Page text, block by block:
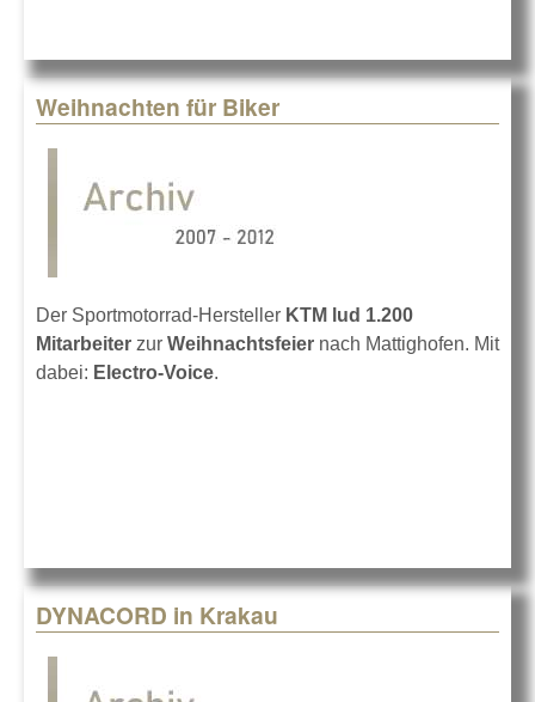
Weihnachten für Biker
Der Sportmotorrad-Hersteller KTM lud 1.200
Mitarbeiter zur Weihnachtsfeier nach Mattighofen. Mit
dabei: Electro-Voice.
DYNACORD in Krakau